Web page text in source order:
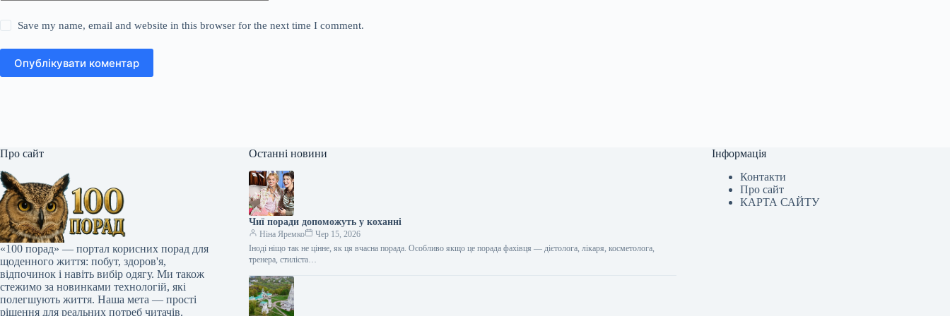
Save my name, email and website in this browser for the next time I comment.
Опублікувати коментар
Про сайт
«100 порад» — портал корисних порад для
щоденного життя: побут, здоров'я,
відпочинок і навіть вибір одягу. Ми також
стежимо за новинками технологій, які
полегшують життя. Наша мета — прості
рішення для реальних потреб читачів.
Останні новини
Чиї поради допоможуть у коханні
Ніна Яремко
Чер 15, 2026
Іноді ніщо так не цінне, як ця вчасна порада. Особливо якщо це порада фахівця — дієтолога, лікаря, косметолога,
тренера, стиліста…
Інформація
Контакти
Про сайт
КАРТА САЙТУ